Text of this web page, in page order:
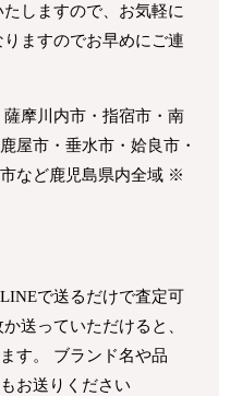
しますので、お気軽に
ますのでお早めにご連
薩摩川内市・指宿市・南
屋市・垂水市・姶良市・
など鹿児島県内全域 ※
で送るだけで査定可
送っていただけると、
す。 ブランド名や品
お送りください